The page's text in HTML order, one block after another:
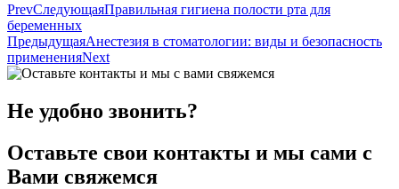
PrevСледующаяПравильная гигиена полости рта для
беременных
ПредыдущаяАнестезия в стоматологии: виды и безопасность
примененияNext
Не удобно звонить?
Оставьте свои контакты и мы сами с
Вами свяжемся